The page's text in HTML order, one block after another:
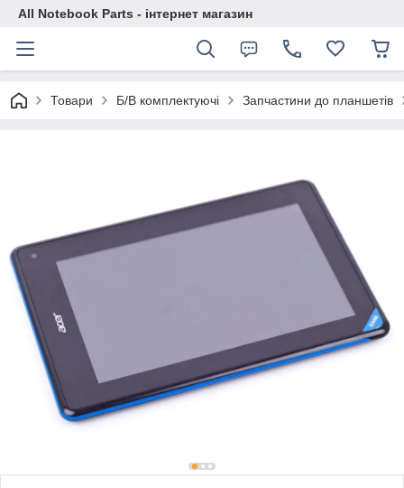
All Notebook Parts - інтернет магазин
Товари Б/В комплектуючі Запчастини до планшетів